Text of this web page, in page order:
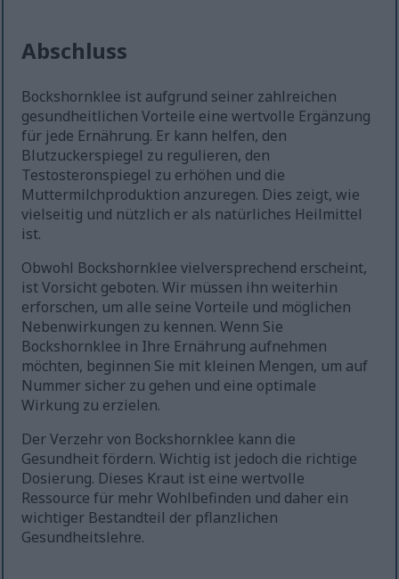
Abschluss
Bockshornklee ist aufgrund seiner zahlreichen
gesundheitlichen Vorteile eine wertvolle Ergänzung
für jede Ernährung. Er kann helfen, den
Blutzuckerspiegel zu regulieren, den
Testosteronspiegel zu erhöhen und die
Muttermilchproduktion anzuregen. Dies zeigt, wie
vielseitig und nützlich er als natürliches Heilmittel
ist.
Obwohl Bockshornklee vielversprechend erscheint,
ist Vorsicht geboten. Wir müssen ihn weiterhin
erforschen, um alle seine Vorteile und möglichen
Nebenwirkungen zu kennen. Wenn Sie
Bockshornklee in Ihre Ernährung aufnehmen
möchten, beginnen Sie mit kleinen Mengen, um auf
Nummer sicher zu gehen und eine optimale
Wirkung zu erzielen.
Der Verzehr von Bockshornklee kann die
Gesundheit fördern. Wichtig ist jedoch die richtige
Dosierung. Dieses Kraut ist eine wertvolle
Ressource für mehr Wohlbefinden und daher ein
wichtiger Bestandteil der pflanzlichen
Gesundheitslehre.